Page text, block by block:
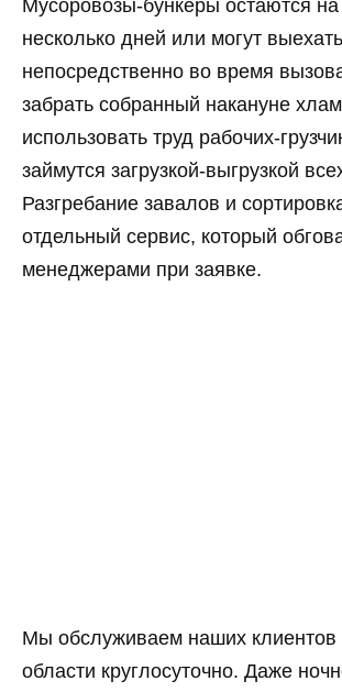
Мусоровозы-бункеры остаются на
несколько дней или могут выехать
непосредственно во время
забрать собранный накануне
использовать труд рабочих-
займутся загрузкой-выгрузкой
Разгребание завалов и
отдельный сервис, который
менеджерами при заявке.
Мы обслуживаем наших клиентов
области круглосуточно. Даже